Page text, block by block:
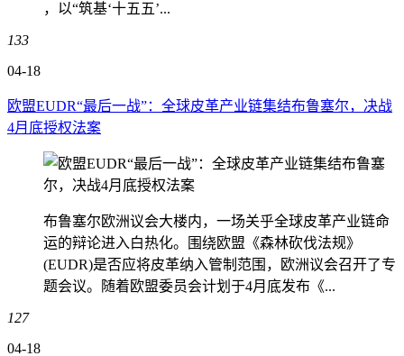
，以“筑基‘十五五’...
133
04-18
欧盟EUDR“最后一战”：全球皮革产业链集结布鲁塞尔，决战
4月底授权法案
布鲁塞尔欧洲议会大楼内，一场关乎全球皮革产业链命
运的辩论进入白热化。围绕欧盟《森林砍伐法规》
(EUDR)是否应将皮革纳入管制范围，欧洲议会召开了专
题会议。随着欧盟委员会计划于4月底发布《...
127
04-18